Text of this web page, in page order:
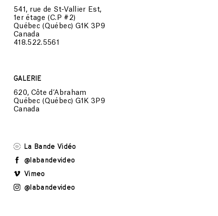
541, rue de St-Vallier Est,
1er étage (C.P #2)
Québec (Québec) G1K 3P9
Canada
418.522.5561
GALERIE
620, Côte d’Abraham
Québec (Québec) G1K 3P9
Canada
La Bande Vidéo
@labandevideo
Vimeo
@labandevideo